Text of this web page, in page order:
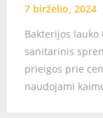
7 birželio, 2024
Bakterijos
sanitarinis
prieigos prie
naudojami